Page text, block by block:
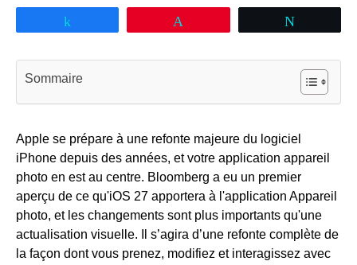
Sommaire
Apple se prépare à une refonte majeure du logiciel
iPhone depuis des années, et votre application appareil
photo en est au centre. Bloomberg a eu un premier
aperçu de ce qu'iOS 27 apportera à l'application Appareil
photo, et les changements sont plus importants qu'une
actualisation visuelle. Il s’agira d’une refonte complète de
la façon dont vous prenez, modifiez et interagissez avec